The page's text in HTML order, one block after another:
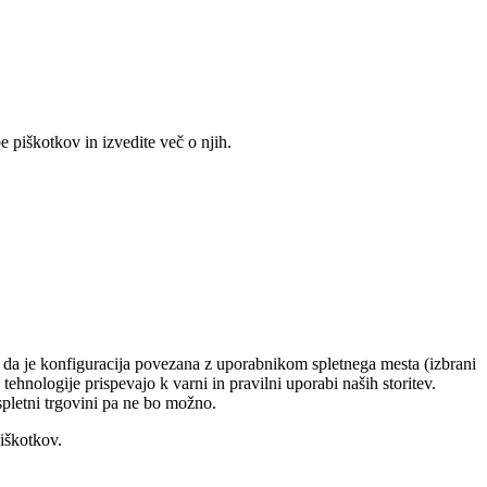
piškotkov in izvedite več o njih.
je konfiguracija povezana z uporabnikom spletnega mesta (izbrani
prispevajo k varni in pravilni uporabi naših storitev.
trgovini pa ne bo možno.